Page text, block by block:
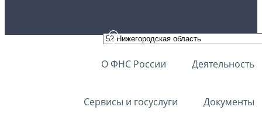
О ФНС России Деятельность
Сервисы и госуслуги Документы